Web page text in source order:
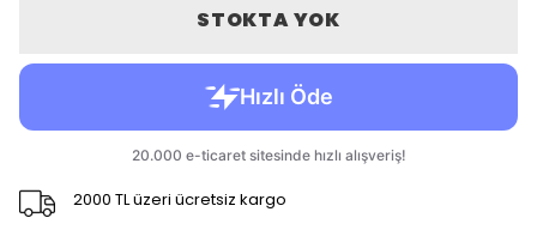
STOKTA YOK
2000 TL üzeri ücretsiz kargo